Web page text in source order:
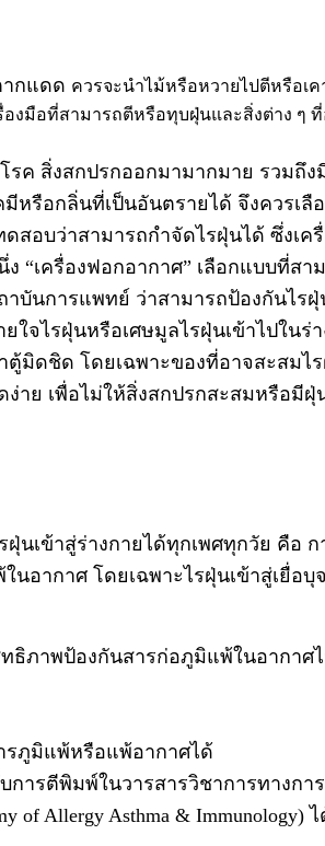
กแดด ควรจะนำไม้หรือหวายไปตีหรือเ
งมือที่สามารถตีหรือทุบฝุ่นและสิ่งต่าง ๆ
ค สิ่งสกปรกออกมามากมาย รวมถึ
หรือกลิ่นที่เป็นอันตรายได้ จึงควรเลื
อบว่าสามารถกำจัดไรฝุ่นได้ ซึ่งเค
“เครื่องฟอกอากาศ” เลือกแบบที่ส
นการแพทย์ ว่าสามารถป้องกันไรฝุ่
จไรฝุ่นหรือเศษมูลไรฝุ่นเข้าไปในร่
ตู้มิดชิด โดยเฉพาะของที่อาจสะสมไ
ง่าย เพื่อไม่ให้สิ่งสกปรกสะสมหรือมี
เข้าสู่ร่างกายได้ทุกเพศทุกวัย คือ
นอากาศ โดยเฉพาะไรฝุ่นเข้าสู่เยื่อบุ
ธิภาพป้องกันสารก่อภูมิแพ้ในอากาศ
รภูมิแพ้หรือแพ้อากาศได้
การตีพิมพ์ในวารสารวิชาการทางก
Allergy Asthma & Immunology)